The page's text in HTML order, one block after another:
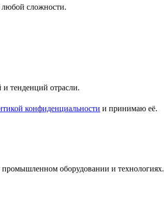
любой сложности.
и тенденций отрасли.
конфиденциальности и принимаю её.
оборудовании и технологиях.